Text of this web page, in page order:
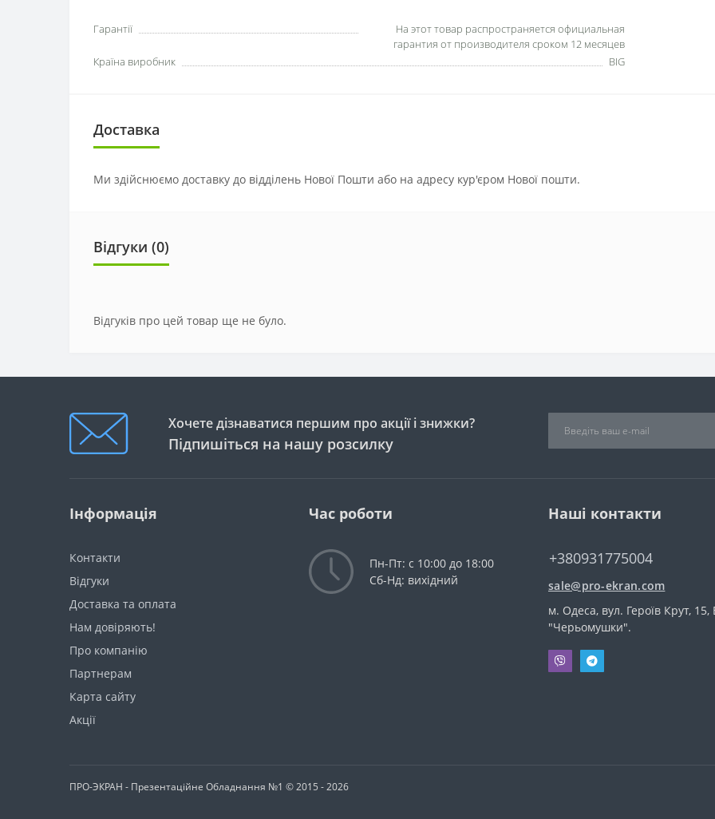
Гарантії
На этот товар распространяется официальная
гарантия от производителя сроком 12 месяцев
Країна виробник
BIG
Доставка
Ми здійснюємо доставку до відділень Нової Пошти або на адресу кур'єром Нової пошти.
Відгуки (0)
Відгуків про цей товар ще не було.
Хочете дізнаватися першим про акції і знижки?
Підпишіться на нашу розсилку
Інформація
Контакти
Відгуки
Доставка та оплата
Нам довіряють!
Про компанію
Партнерам
Карта сайту
Акції
Час роботи
Пн-Пт: с 10:00 до 18:00
Сб-Нд: вихідний
Наші контакти
+380931775004
sale@pro-ekran.com
м. Одеса, вул. Героїв Крут, 15,
"Черьомушки".
ПРО-ЭКРАН - Презентаційне Обладнання №1 © 2015 - 2026